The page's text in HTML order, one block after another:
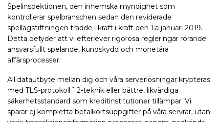
Spelinspektionen, den inhemska myndighet som
kontrollerar spelbranschen sedan den reviderade
spellagstiftningen trädde i kraft i kraft den 1:a januari 2019.
Detta betyder att vi efterlever rigorösa regleringar rörande
ansvarsfullt spelande, kundskydd och monetära
affärsprocesser.
All datautbyte mellan dig och våra serverlösningar krypteras
med TLS-protokoll 1.2-teknik eller bättre, likvärdiga
säkerhetsstandard som kreditinstitutioner tillämpar. Vi
sparar ej kompletta betalkortsuppgifter på våra servrar, utan